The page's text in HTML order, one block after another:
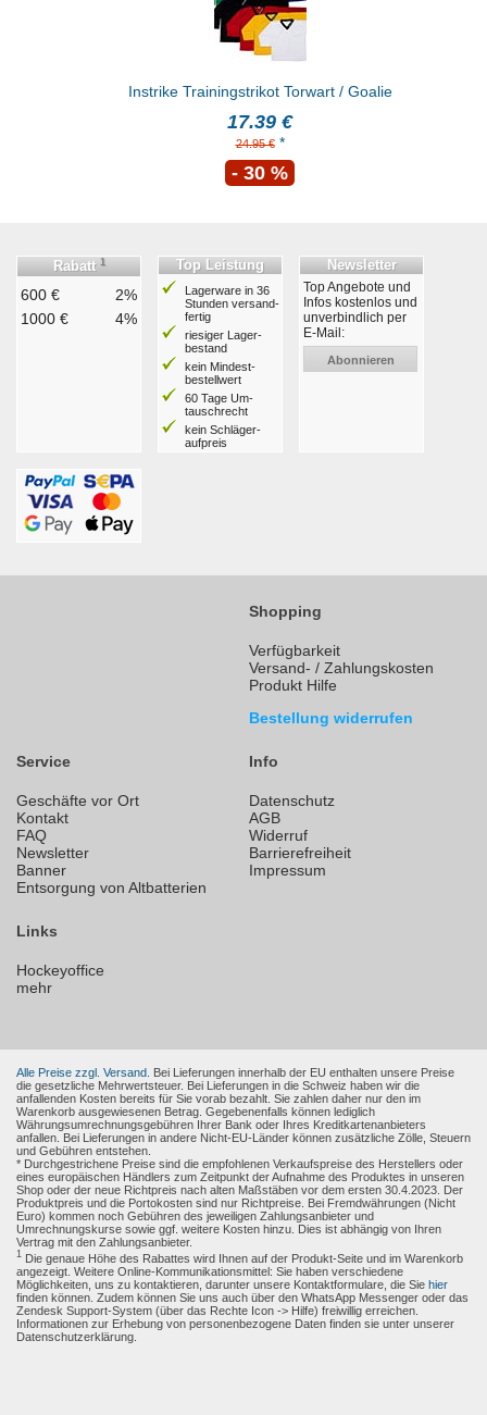
Instrike Trainingstrikot Torwart / Goalie
17.39 €
24.95 €*
- 30 %
Rabatt 1
600 €
2%
1000 €
4%
Top Leistung
Lagerware in 36
Stunden ver­sand­
fertig
riesiger Lager­
bestand
kein Mindest­
bestell­wert
60 Tage Um­
tausch­recht
kein Schläger­
aufpreis
Newsletter
Top Angebote und
Infos kostenlos und
unverbindlich per
E-Mail:
Abonnieren
Shopping
Verfügbarkeit
Versand- / Zahlungskosten
Produkt Hilfe
Bestellung widerrufen
Service
Geschäfte vor Ort
Kontakt
FAQ
Newsletter
Banner
Entsorgung von Altbatterien
Info
Datenschutz
AGB
Widerruf
Barrierefreiheit
Impressum
Links
Hockeyoffice
mehr
Alle Preise zzgl. Versand. Bei Lieferungen innerhalb der EU enthalten unsere Preise
die gesetzliche Mehrwertsteuer. Bei Lieferungen in die Schweiz haben wir die
anfallenden Kosten bereits für Sie vorab bezahlt. Sie zahlen daher nur den im
Warenkorb ausgewiesenen Betrag. Gegebenenfalls können lediglich
Währungsumrechnungsgebühren Ihrer Bank oder Ihres Kreditkartenanbieters
anfallen. Bei Lieferungen in andere Nicht-EU-Länder können zusätzliche Zölle, Steuern
und Gebühren entstehen.
* Durchgestrichene Preise sind die empfohlenen Verkaufspreise des Herstellers oder
eines europäischen Händlers zum Zeitpunkt der Aufnahme des Produktes in unseren
Shop oder der neue Richtpreis nach alten Maßstäben vor dem ersten 30.4.2023. Der
Produktpreis und die Portokosten sind nur Richtpreise. Bei Fremdwährungen (Nicht
Euro) kommen noch Gebühren des jeweiligen Zahlungsanbieter und
Umrechnungskurse sowie ggf. weitere Kosten hinzu. Dies ist abhängig von Ihren
Vertrag mit den Zahlungsanbieter.
1 Die genaue Höhe des Rabattes wird Ihnen auf der Produkt-Seite und im Warenkorb
angezeigt. Weitere Online-Kommunikationsmittel: Sie haben verschiedene
Möglichkeiten, uns zu kontaktieren, darunter unsere Kontaktformulare, die Sie hier
finden können. Zudem können Sie uns auch über den WhatsApp Messenger oder das
Zendesk Support-System (über das Rechte Icon -> Hilfe) freiwillig erreichen.
Informationen zur Erhebung von personenbezogene Daten finden sie unter unserer
Datenschutzerklärung.